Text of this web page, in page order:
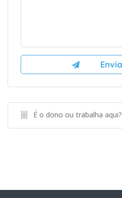
É o dono ou trabalha aqui?